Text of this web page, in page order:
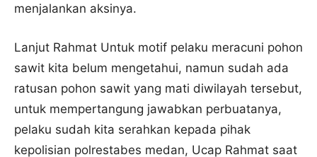
menjalankan aksinya.
Lanjut Rahmat Untuk motif pelaku meracuni pohon
sawit kita belum mengetahui, namun sudah ada
ratusan pohon sawit yang mati diwilayah tersebut,
untuk mempertangung jawabkan perbuatanya,
pelaku sudah kita serahkan kepada pihak
kepolisian polrestabes medan, Ucap Rahmat saat